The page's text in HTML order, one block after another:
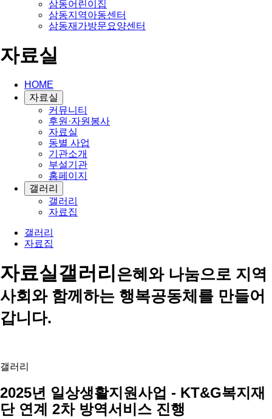
삼동어린이집
삼동지역아동센터
삼동재가방문요양센터
자료실
HOME
자료실
커뮤니티
후원·자원봉사
자료실
동별 사업
기관소개
부설기관
홈페이지
갤러리
갤러리
자료집
갤러리
자료집
자료실갤러리은혜와 나눔으로 지역
사회와 함께하는 행복공동체를 만들어
갑니다.
갤러리
2025년 일상생활지원사업 - KT&G복지재
단 연계 2차 방역서비스 진행